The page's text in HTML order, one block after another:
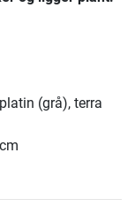
(grå), terra